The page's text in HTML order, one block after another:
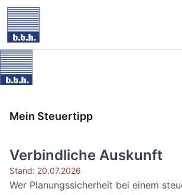
Mein Steuertipp
Verbindliche Auskunft
Stand: 20.07.2026
Wer Planungssicherheit bei einem